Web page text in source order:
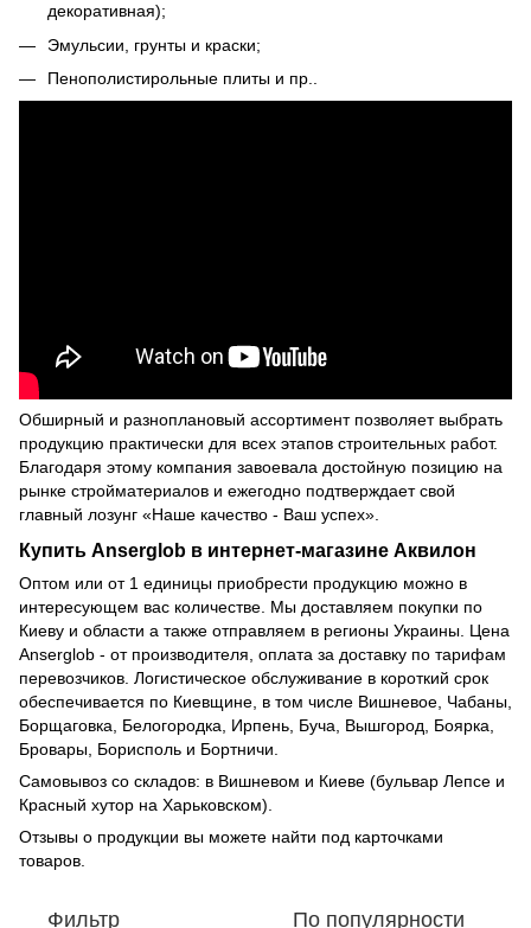
декоративная);
Эмульсии, грунты и краски;
Пенополистирольные плиты и пр..
Обширный и разноплановый ассортимент позволяет выбрать
продукцию практически для всех этапов строительных работ.
Благодаря этому компания завоевала достойную позицию на
рынке стройматериалов и ежегодно подтверждает свой
главный лозунг «Наше качество - Ваш успех».
Купить Anserglob в интернет-магазине Аквилон
Оптом или от 1 единицы приобрести продукцию можно в
интересующем вас количестве. Мы доставляем покупки по
Киеву и области а также отправляем в регионы Украины. Цена
Anserglob - от производителя, оплата за доставку по тарифам
перевозчиков. Логистическое обслуживание в короткий срок
обеспечивается по Киевщине, в том числе Вишневое, Чабаны,
Борщаговка, Белогородка, Ирпень, Буча, Вышгород, Боярка,
Бровары, Борисполь и Бортничи.
Самовывоз со складов: в Вишневом и Киеве (бульвар Лепсе и
Красный хутор на Харьковском).
Отзывы о продукции вы можете найти под карточками
товаров.
Фильтр По популярности